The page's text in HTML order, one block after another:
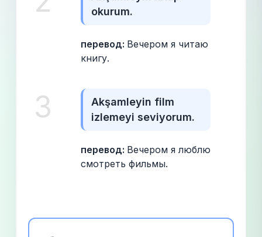
okurum.
перевод: Вечером я читаю
книгу.
3
Akşamleyin film
izlemeyi seviyorum.
перевод: Вечером я люблю
смотреть фильмы.